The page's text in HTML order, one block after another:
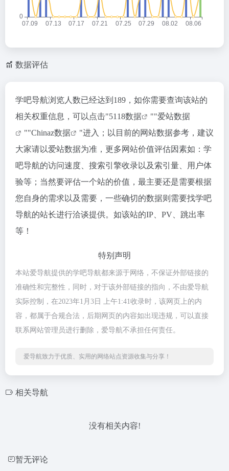
数据评估
学吧导航浏览人数已经达到189，如你需要查询该站的
相关权重信息，可以点击"5118数据 ""爱站数据
""Chinaz数据
"进入；以目前的网站数据参考，建议
大家请以爱站数据为准，更多网站价值评估因素如：学
吧导航的访问速度、搜索引擎收录以及索引量、用户体
验等；当然要评估一个站的价值，最主要还是需要根据
您自身的需求以及需要，一些确切的数据则需要找学吧
导航的站长进行洽谈提供。如该站的IP、PV、跳出率
等！
特别声明
本站爱导航提供的学吧导航都来源于网络，不保证外部链接的
准确性和完整性，同时，对于该外部链接的指向，不由爱导航
实际控制，在2023年1月3日 上午1:41收录时，该网页上的内
容，都属于合规合法，后期网页的内容如出现违规，可以直接
联系网站管理员进行删除，爱导航不承担任何责任。
爱导航致力于优质、实用的网络站点资源收集与分享！
相关导航
没有相关内容!
暂无评论